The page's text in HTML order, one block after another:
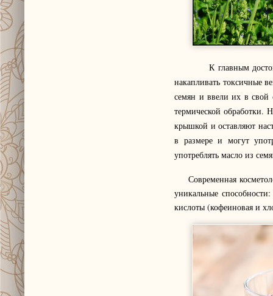
К главным
накапливать токсичные
семян и ввели их в свой
термической обработки.
крышкой и оставляют
в размере и могут
употреблять масло из
Современная
уникальные
кислоты (кофеиновая и